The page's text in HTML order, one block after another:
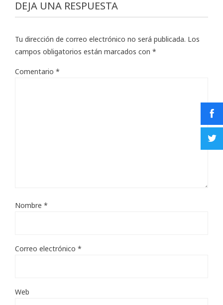
DEJA UNA RESPUESTA
Tu dirección de correo electrónico no será publicada. Los
campos obligatorios están marcados con *
Comentario *
Nombre *
Correo electrónico *
Web